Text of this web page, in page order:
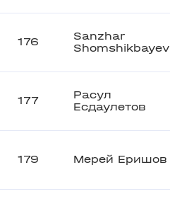
176
Sanzhar
Shomshikbayev
177
Расул
Есдаулетов
179 Мерей Еришов